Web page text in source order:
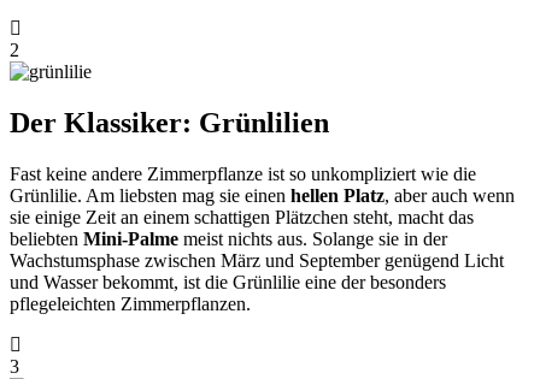
2
Der Klassiker: Grünlilien
Fast keine andere Zimmerpflanze ist so unkompliziert wie die
Grünlilie. Am liebsten mag sie einen hellen Platz, aber auch wenn
sie einige Zeit an einem schattigen Plätzchen steht, macht das
beliebten Mini-Palme meist nichts aus. Solange sie in der
Wachstumsphase zwischen März und September genügend Licht
und Wasser bekommt, ist die Grünlilie eine der besonders
pflegeleichten Zimmerpflanzen.
3